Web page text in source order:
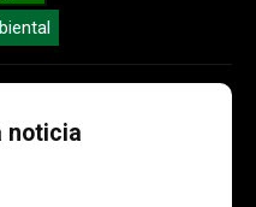
noticia